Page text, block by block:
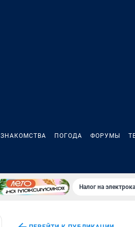
ЗНАКОМСТВА ПОГОДА ФОРУМЫ
Налог на